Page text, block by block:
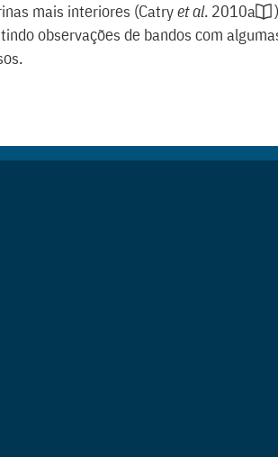
mais interiores (Catryet al. 2010a )
observações de bandos com